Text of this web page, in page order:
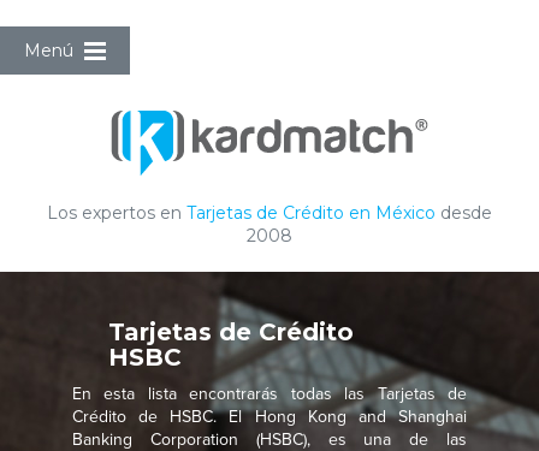
Menú
Los expertos en Tarjetas de Crédito en México desde
2008
Tarjetas de Crédito
HSBC
En esta lista encontrarás todas las Tarjetas de
Crédito de HSBC. El Hong Kong and Shanghai
Banking Corporation (HSBC), es una de las